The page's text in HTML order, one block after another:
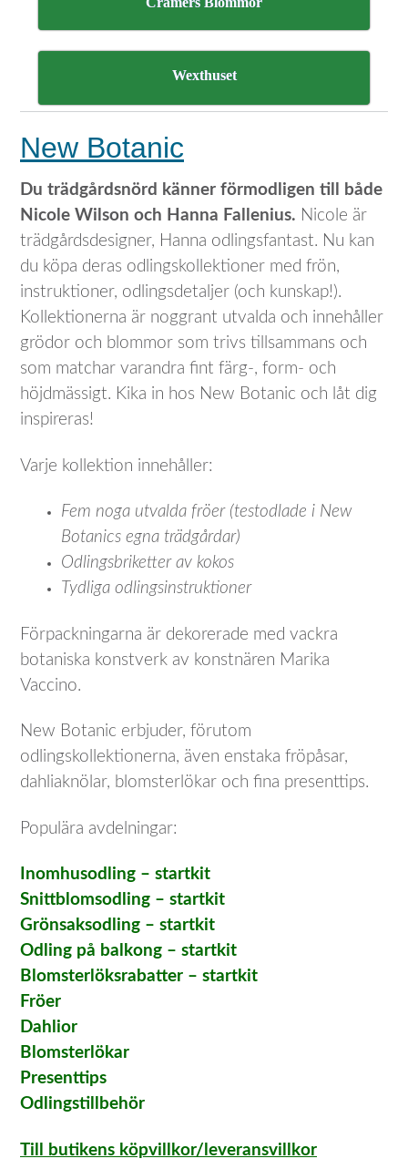
Wexthuset
New Botanic
Du trädgårdsnörd känner förmodligen till både
Nicole Wilson och Hanna Fallenius. Nicole är
trädgårdsdesigner, Hanna odlingsfantast. Nu kan
du köpa deras odlingskollektioner med frön,
instruktioner, odlingsdetaljer (och kunskap!).
Kollektionerna är noggrant utvalda och innehåller
grödor och blommor som trivs tillsammans och
som matchar varandra fint färg-, form- och
höjdmässigt. Kika in hos New Botanic och låt dig
inspireras!
Varje kollektion innehåller:
Fem noga utvalda fröer (testodlade i New
Botanics egna trädgårdar)
Odlingsbriketter av kokos
Tydliga odlingsinstruktioner
Förpackningarna är dekorerade med vackra
botaniska konstverk av konstnären Marika
Vaccino.
New Botanic erbjuder, förutom
odlingskollektionerna, även enstaka fröpåsar,
dahliaknölar, blomsterlökar och fina presenttips.
Populära avdelningar:
Inomhusodling – startkit
Snittblomsodling – startkit
Grönsaksodling – startkit
Odling på balkong – startkit
Blomsterlöksrabatter – startkit
Fröer
Dahlior
Blomsterlökar
Presenttips
Odlingstillbehör
Till butikens köpvillkor/leveransvillkor